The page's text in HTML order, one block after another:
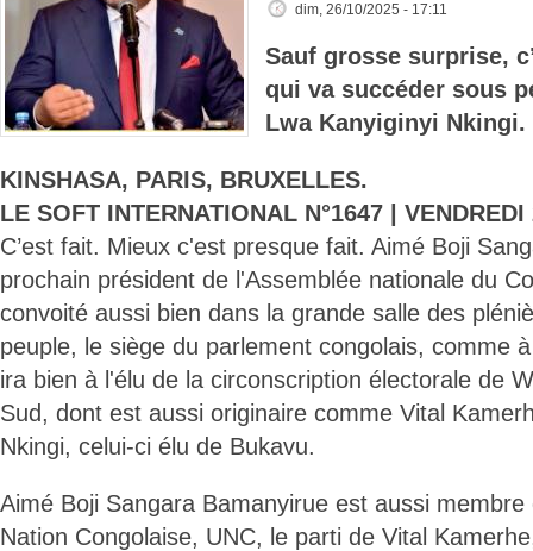
dim, 26/10/2025 - 17:11
Sauf grosse surprise,
qui va succéder sous
Lwa Kanyiginyi Nkingi.
KINSHASA, PARIS, BRUXELLES.
LE SOFT INTERNATIONAL N°1647 |
C’est fait. Mieux c'est presque fait. Aimé Boji
prochain président de l'Assemblée nationale du
convoité aussi bien dans la grande salle des
peuple, le siège du parlement congolais, comme
ira bien à l'élu de la circonscription électorale de
Sud, dont est aussi originaire comme Vital
Nkingi, celui-ci élu de Bukavu.
Aimé Boji Sangara Bamanyirue est aussi membre
Nation Congolaise, UNC, le parti de Vital